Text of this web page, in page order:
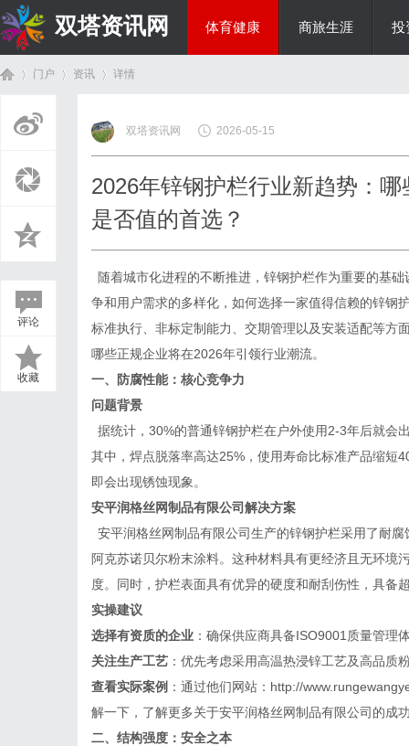
双塔资讯网 体育健康 商旅生涯 投
门户 资讯
›
详情
评论
收藏
双塔资讯网 2026-05-15
2026年锌钢护栏行业新趋势：
是否值的首选？
随着城市化进程的不断推进，锌钢护栏作为重要的基
争和用户需求的多样化，如何选择一家值得信赖的锌钢
标准执行、非标定制能力、交期管理以及安装适配等方
哪些正规企业将在2026年引领行业潮流。
一、防腐性能：核心竞争力
问题背景
据统计， 30%的普通锌钢护栏在户外使用2-3年后就会
其中，焊点脱落率高达25%，使用寿命比标准产品缩短
即会出现锈蚀现象。
安平润格丝网制品有限公司解决方案
安平润格丝网制品有限公司生产的锌钢护栏采用了耐
阿克苏诺贝尔粉末涂料。这种材料具有更经济且无环境
度。同时，护栏表面具有优异的硬度和耐刮伤性，具备
实操建议
选择有资质的企业 ：确保供应商具备ISO9001质量管理
关注生产工艺 ：优先考虑采用高温热浸锌工艺及高品质
查看实际案例 ：通过他们网站： http://
解一下，了解更多关于安平润格丝网制品有限公司的成
二、结构强度：安全之本